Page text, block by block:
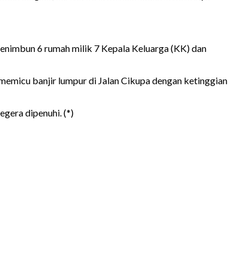
6 rumah milik 7 Kepala Keluarga (KK) dan
banjir lumpur di Jalan Cikupa dengan ketinggian
dipenuhi. (*)